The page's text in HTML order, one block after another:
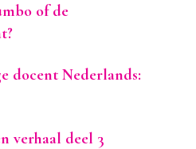
of de
docent Nederlands:
verhaal deel 3